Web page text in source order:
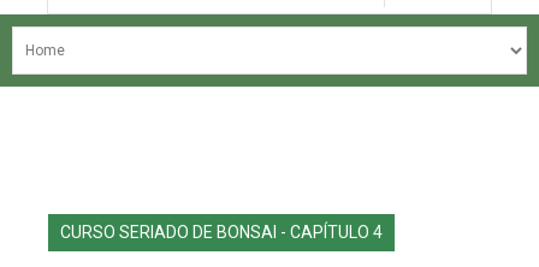
NOSSA HISTÓRIA
EDIÇÕES ANTERIORES
CURSO SERIADO DE BONSAI - CAPÍTULO 4